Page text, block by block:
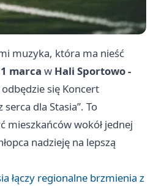
muzyka, która ma nieść
marca w Hali Sportowo -
odbędzie się Koncert
dla Stasia”. To
mieszkańców wokół jednej
nadzieję na lepszą
łączy regionalne brzmienia z